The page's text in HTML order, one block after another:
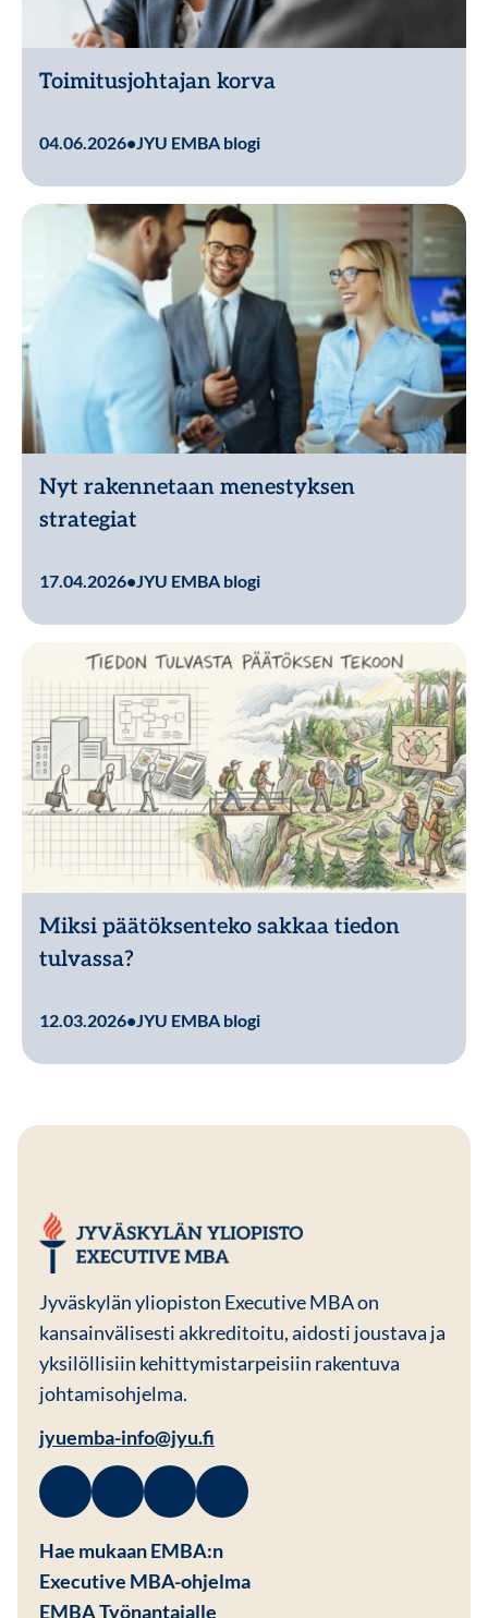
Toimitusjohtajan korva
04.06.2026• JYU EMBA blogi
Nyt rakennetaan menestyksen
strategiat
17.04.2026•JYU EMBA blogi
Miksi päätöksenteko sakkaa tiedon
tulvassa?
12.03.2026• JYU EMBA blogi
Jyväskylän yliopiston Executive MBA on
kansainvälisesti akkreditoitu, aidosti joustava ja
yksilöllisiin kehittymistarpeisiin rakentuva
johtamisohjelma.
jyuemba-info@jyu.fi
Facebook
Avautuu uuteen ikkunaan
Linkedin
Avautuu uuteen ikkunaan
Instagram
Avautuu uuteen ikkunaan
Youtube
Avautuu uuteen ikkunaan
Hae mukaan EMBA:n
Executive MBA-ohjelma
EMBA Työnantajalle